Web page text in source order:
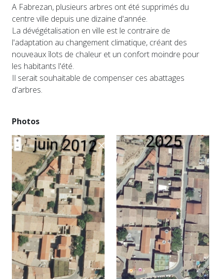
A Fabrezan, plusieurs arbres ont été supprimés du
centre ville depuis une dizaine d'année.
La dévégétalisation en ville est le contraire de
l'adaptation au changement climatique, créant des
nouveaux îlots de chaleur et un confort moindre pour
les habitants l'été.
Il serait souhaitable de compenser ces abattages
d'arbres.
Photos